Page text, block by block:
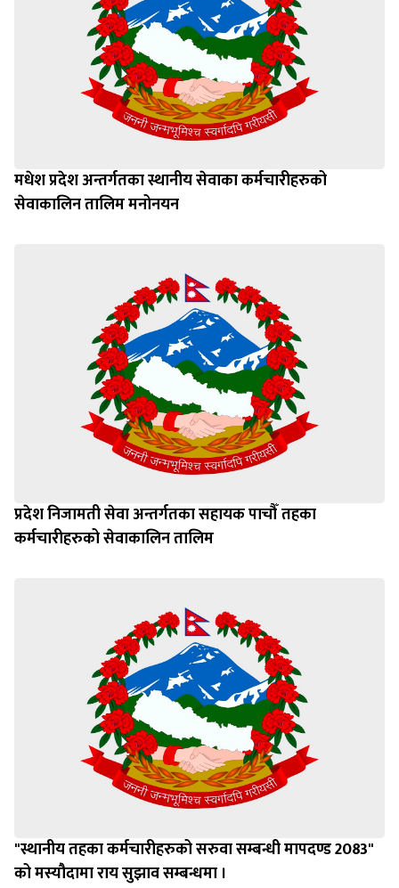
मधेश प्रदेश अन्तर्गतका स्थानीय सेवाका कर्मचारीहरुको
सेवाकालिन तालिम मनोनयन
प्रदेश निजामती सेवा अन्तर्गतका सहायक पाचौँ तहका
कर्मचारीहरुको सेवाकालिन तालिम
"स्थानीय तहका कर्मचारीहरुको सरुवा सम्बन्धी मापदण्ड 2083"
को मस्यौदामा राय सुझाव सम्बन्धमा ।